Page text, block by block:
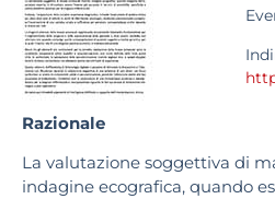
Razionale
La valutazione soggettiva di
indagine ecografica, quando